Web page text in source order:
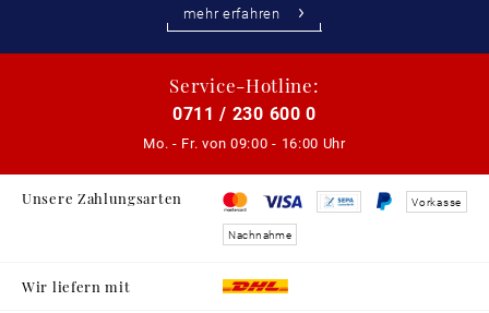
mehr erfahren
Service-Hotline:
0711 / 230 600 0
Mo. - Fr. von 09:00 - 16:00 Uhr
Unsere Zahlungsarten Vorkasse
Nachnahme
Wir liefern mit